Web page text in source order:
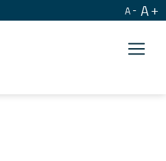
A A